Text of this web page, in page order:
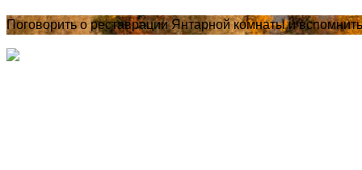
Поговорить о реставрации Янтарной комнаты и